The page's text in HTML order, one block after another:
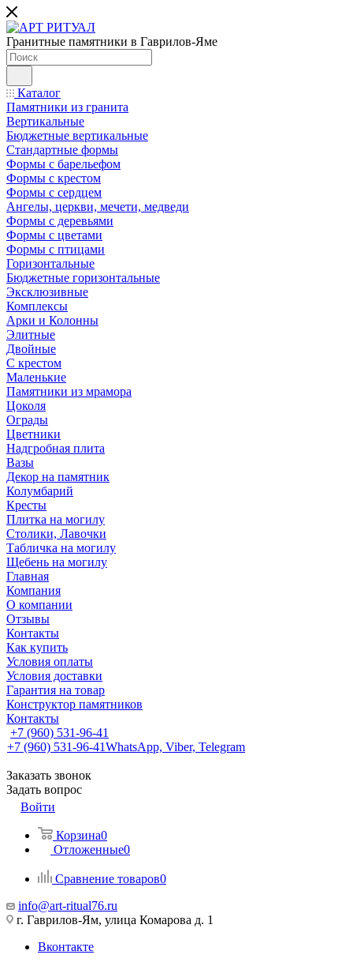
Гранитные памятники в Гаврилов-Яме
Каталог
Памятники из гранита
Вертикальные
Бюджетные вертикальные
Стандартные формы
Формы с барельефом
Формы с крестом
Формы с сердцем
Ангелы, церкви, мечети, медведи
Формы с деревьями
Формы с цветами
Формы с птицами
Горизонтальные
Бюджетные горизонтальные
Эксклюзивные
Комплексы
Арки и Колонны
Элитные
Двойные
С крестом
Маленькие
Памятники из мрамора
Цоколя
Ограды
Цветники
Надгробная плита
Вазы
Декор на памятник
Колумбарий
Кресты
Плитка на могилу
Столики, Лавочки
Табличка на могилу
Щебень на могилу
Главная
Компания
О компании
Отзывы
Контакты
Как купить
Условия оплаты
Условия доставки
Гарантия на товар
Конструктор памятников
Контакты
+7 (960) 531-96-41
+7 (960) 531-96-41WhatsApp, Viber, Telegram
Заказать звонок
Задать вопрос
Войти
Корзина0
Отложенные0
Сравнение товаров0
info@art-ritual76.ru
г. Гаврилов-Ям, улица Комарова д. 1
Вконтакте